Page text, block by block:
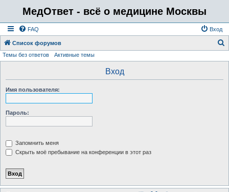
МедОтвет - всё о медицине Москвы
FAQ Вход
Список форумов
Темы без ответов Активные темы
Вход
Имя пользователя:
Пароль:
Запомнить меня
Скрыть моё пребывание на конференции в этот раз